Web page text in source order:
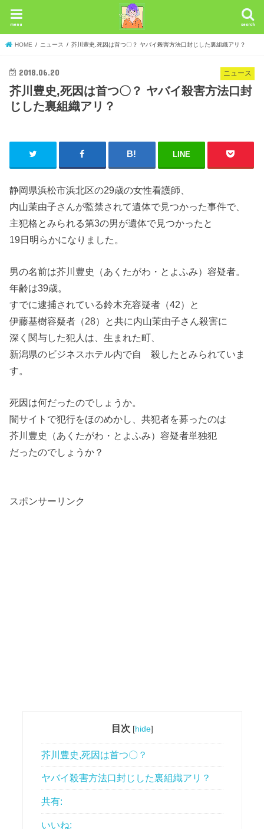
search
menu
HOME ニュース 芥川豊史,死因は首つ〇？ ヤバイ殺害方法口封じした裏組織アリ？
ニュース
2018.06.20
芥川豊史,死因は首つ〇？ ヤバイ殺害方法口封
じした裏組織アリ？
LINE
静岡県浜松市浜北区の29歳の女性看護師、
内山茉由子さんが監禁されて遺体で見つかった事件で、
主犯格とみられる第3の男が遺体で見つかったと
19日明らかになりました。
男の名前は芥川豊史（あくたがわ・とよふみ）容疑者。
年齢は39歳。
すでに逮捕されている鈴木充容疑者（42）と
伊藤基樹容疑者（28）と共に内山茉由子さん殺害に
深く関与した犯人は、生まれた町、
新潟県のビジネスホテル内で自 殺したとみられていま
す。
死因は何だったのでしょうか。
闇サイトで犯行をほのめかし、共犯者を募ったのは
芥川豊史（あくたがわ・とよふみ）容疑者単独犯
だったのでしょうか？
スポンサーリンク
目次 [hide]
芥川豊史,死因は首つ〇？
ヤバイ殺害方法口封じした裏組織アリ？
共有:
いいね: